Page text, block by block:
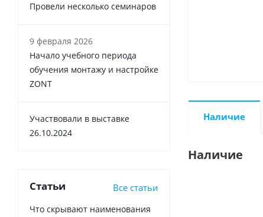
Наличие
Наличие
Провели несколько семинаров
9 февраля 2026
Начало учебного периода
обучения монтажу и настройке
ZONT
Участвовали в выставке
26.10.2024
Статьи Все статьи
Что скрывают наименования